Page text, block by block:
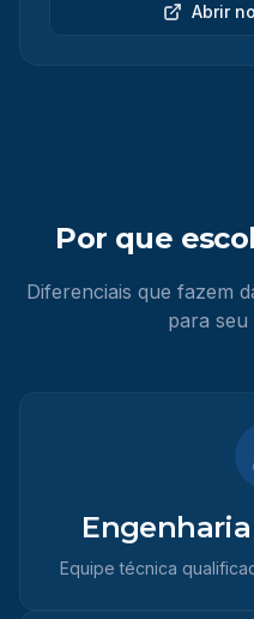
Abrir
Por que
Diferenciais que fazem
para
Equipe técnica